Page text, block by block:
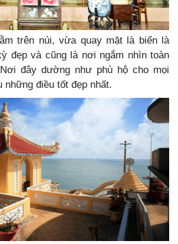
trên núi, vừa quay mặt là biển là
đẹp và cũng là nơi ngắm nhìn toàn
đây dường như phù hộ cho mọi
những điều tốt đẹp nhất.